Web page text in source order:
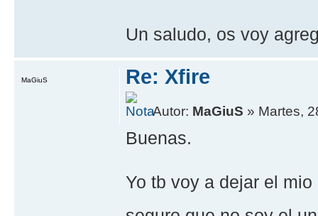
Un saludo, os voy
Re: Xfire
Autor: MaGiuS » Martes,
Buenas.
Yo tb voy a dejar el
MaGiuS